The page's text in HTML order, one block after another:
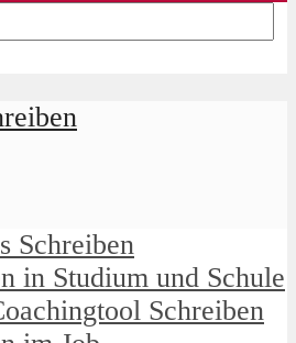
Schreiben
in Studium und Schule
Schreiben